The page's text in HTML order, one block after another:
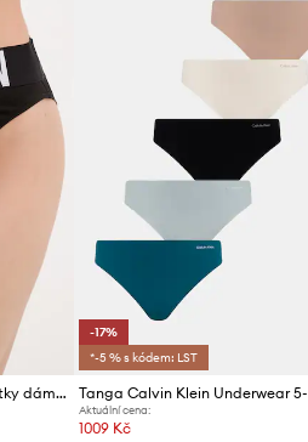
Calvin Klein Underwear kalhotky dámské
-17%
*-5 % s kódem: LST
Tanga Calvin Klein Underwear
Aktuální cena:
1009 Kč